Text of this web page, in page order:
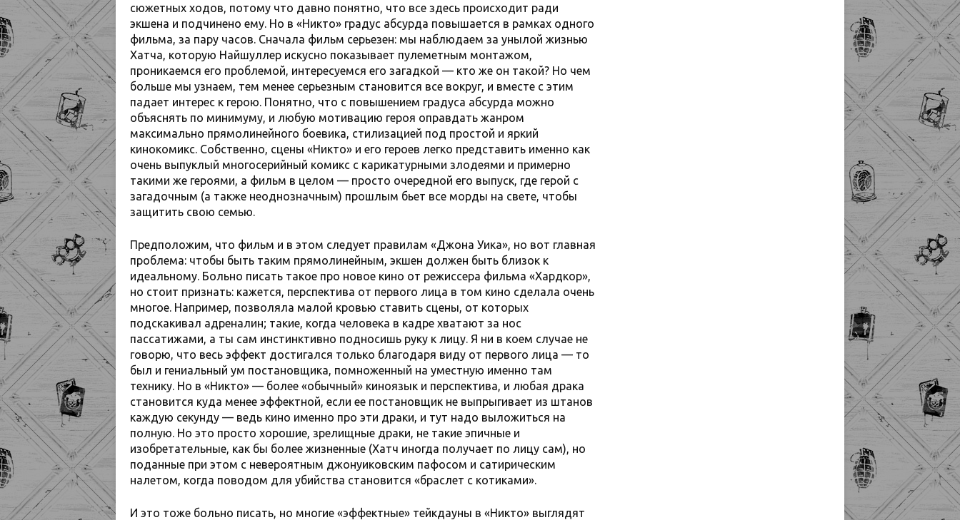
сюжетных ходов, потому что давно понятно, что все здесь происходит ради
экшена и подчинено ему. Но в «Никто» градус абсурда повышается в рамках одного
фильма, за пару часов. Сначала фильм серьезен: мы наблюдаем за унылой жизнью
Хатча, которую Найшуллер искусно показывает пулеметным монтажом,
проникаемся его проблемой, интересуемся его загадкой — кто же он такой? Но чем
больше мы узнаем, тем менее серьезным становится все вокруг, и вместе с этим
падает интерес к герою. Понятно, что с повышением градуса абсурда можно
объяснять по минимуму, и любую мотивацию героя оправдать жанром
максимально прямолинейного боевика, стилизацией под простой и яркий
кинокомикс. Собственно, сцены «Никто» и его героев легко представить именно как
очень выпуклый многосерийный комикс с карикатурными злодеями и примерно
такими же героями, а фильм в целом — просто очередной его выпуск, где герой с
загадочным (а также неоднозначным) прошлым бьет все морды на свете, чтобы
защитить свою семью.
Предположим, что фильм и в этом следует правилам «Джона Уика», но вот главная
проблема: чтобы быть таким прямолинейным, экшен должен быть близок к
идеальному. Больно писать такое про новое кино от режиссера фильма «Хардкор»,
но стоит признать: кажется, перспектива от первого лица в том кино сделала очень
многое. Например, позволяла малой кровью ставить сцены, от которых
подскакивал адреналин; такие, когда человека в кадре хватают за нос
пассатижами, а ты сам инстинктивно подносишь руку к лицу. Я ни в коем случае не
говорю, что весь эффект достигался только благодаря виду от первого лица — то
был и гениальный ум постановщика, помноженный на уместную именно там
технику. Но в «Никто» — более «обычный» киноязык и перспектива, и любая драка
становится куда менее эффектной, если ее постановщик не выпрыгивает из штанов
каждую секунду — ведь кино именно про эти драки, и тут надо выложиться на
полную. Но это просто хорошие, зрелищные драки, не такие эпичные и
изобретательные, как бы более жизненные (Хатч иногда получает по лицу сам), но
поданные при этом с невероятным джонуиковским пафосом и сатирическим
налетом, когда поводом для убийства становится «браслет с котиками».
И это тоже больно писать, но многие «эффектные» тейкдауны в «Никто» выглядят